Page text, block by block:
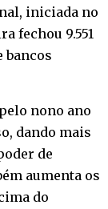
iniciada no
fechou 9.551
bancos
nono ano
dando mais
de
aumenta os
do